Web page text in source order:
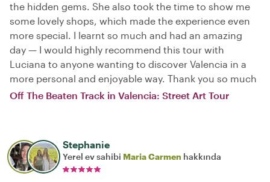
the hidden gems. She also took the time to show me
some lovely shops, which made the experience even
more special. I learnt so much and had an amazing
day — I would highly recommend this tour with
Luciana to anyone wanting to discover Valencia in a
more personal and enjoyable way. Thank you so much
Off The Beaten Track in Valencia: Street Art Tour
Stephanie
Yerel ev sahibi Maria Carmen hakkında